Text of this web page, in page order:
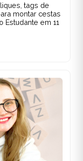
tags de
montar cestas
em 11